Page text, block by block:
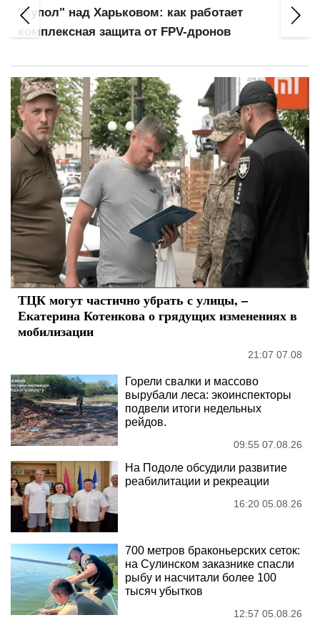
работает
дронов
Оплата коммуналки в
остаться без денег и с
ТЦК могут частично убрать с улицы, –
Екатерина Котенкова о грядущих изменениях в
мобилизации
21:07 07.08
Горели свалки и массово
вырубали леса: экоинспекторы
подвели итоги недельных
рейдов.
09:55 07.08.26
На Подоле обсудили развитие
реабилитации и рекреации
16:20 05.08.26
700 метров браконьерских сеток:
на Сулинском заказнике спасли
рыбу и насчитали более 100
тысяч убытков
12:57 05.08.26